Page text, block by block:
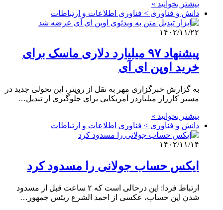
بیشتر بخوانید »
دانش و فناوری > فناوری اطلاعات و ارتباطات
۱۴۰۲/۱۱/۲۲
پیشنهاد ۹۷ میلیارد دلاری ماسک برای
خرید اوپن ای آی
به گزارش خبرگزاری مهر به نقل از رویتر، این تحولی جدید در
مسیر کارزار میلیاردر آمریکایی برای جلوگیری از تبدیل…
بیشتر بخوانید »
دانش و فناوری > فناوری اطلاعات و ارتباطات
۱۴۰۲/۱۱/۱۴
ایکس حساب جولانی را مسدود کرد
ارتباط فردا: این درحالی است که ۲ ساعت قبل از مسدود
شدن این حساب، عکسی از احمد الشرع ریئس جمهور…